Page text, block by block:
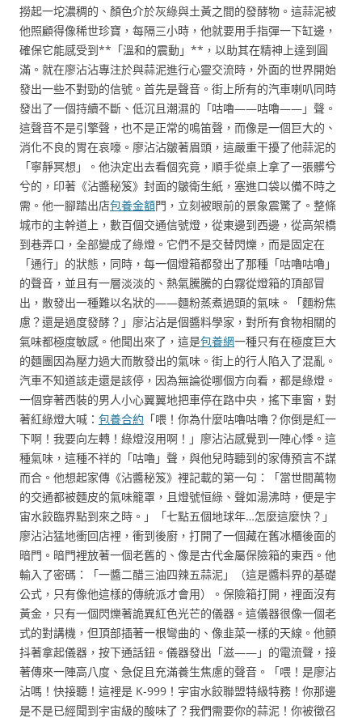
撈起一坨濃稠的、顏色介於灰綠與土黃之間的發酵物。這蒜泥被
他照顧得像稀世珍寶，每隔三小時，他就要用手指彈一下缸邊，
確保它能感受到**「溫和的震動」**，以助其在精神上達到圓
滿。就在廖沾沾專注於與蒜泥進行心靈交流時，外面的世界開始
發出一些不對勁的信號。首先是聲音。街上所有的汽車喇叭同時
發出了一個持續不斷、低沉且潮濕的「咕嚕——咕嚕——」聲。
這聲音不是引擎聲，也不是正常的鳴笛聲，而像是一個巨大的、
消化不良的胃在哀嚎。廖沾沾皺著眉頭，這嚴重干擾了他蒜泥的
「寧靜冥想」。他決定出去看個究竟，順手從桌上拿了一張髒兮
兮的，印著《沾醬秘笈》封面的皺衛生紙，塞進口袋以備不時之
需。他一腳踏出店包養金額門，立刻被眼前的景象震驚了。整條
城市的主幹道上，數百個交通信號燈，從東邊到西邊，從高架橋
到巷弄口，全部變成了綠燈。它們不是交替閃爍，而是固定在
「通行」的狀態，同時，每一個燈箱都發出了那種「咕嚕咕嚕」
的聲音，並且有一層淡淡的、熱氣騰騰的白霧從燈箱的頂部冒
出，散發出一種難以名狀的——麵粉蒸煮過頭的氣味。「麵粉焦
慮？還是過度發酵？」廖沾沾是個醬料學家，對所有食物相關的
氣味都極度敏感。他聞出來了，這是包養網一種只有在極度巨大
的麵團因為壓力過大而散發出的氣味。街上的行人陷入了混亂。
汽車不知道該走還是該停，因為無論從哪個方向看，都是綠燈。
一個穿著西裝的男人小心翼翼地把車停在路中央，搖下車窗，對
著紅綠燈大喊： 包養合約 「喂！你為什麼咕嚕咕嚕？你倒是紅一
下啊！我要向左轉！綠燈沒用啊！」廖沾沾感覺到一陣心悸。這
種氣味，這種不祥的「咕嚕」聲，與他兒時聽到的家傳預言不謀
而合。他想起家傳《沾醬秘笈》裡記載的第一句：「當世間萬物
的交通都被麵皮的氣味籠罩，且燈號恒綠、聲如湯沸時，便是宇
宙水餃臨界點到來之時。」「七點五個地球年…怎麼這麼快？」
廖沾沾猛地衝回店裡，衝到後廚，打開了一個藏在舊冰櫃後面的
暗門。暗門裡放著一個老舊的、像是古代金屬保險箱的東西。他
輸入了密碼：「一醬二醋三油四辣五蒜泥」（這是醬料界的基礎
公式，只有像他這樣的傳統派才會用）。保險箱打開，裡面沒有
黃金，只有一個閃爍著詭異紅色光芒的儀器。這儀器很像一個老
式的對講機，但頂部插著一根彎曲的、像韭菜一樣的天線。他顫
抖著拿起儀器，按下通話鈕。儀器發出「滋——」的電流聲，接
著傳來一陣高八度、急促且充滿養生焦慮的聲音。「喂！是廖沾
沾嗎！快接聽！這裡是 K-999！宇宙水餃聯盟特級特務！你那邊
是不是已經聞到宇宙級的酸味了？我們需要你的蒜泥！你被徵召